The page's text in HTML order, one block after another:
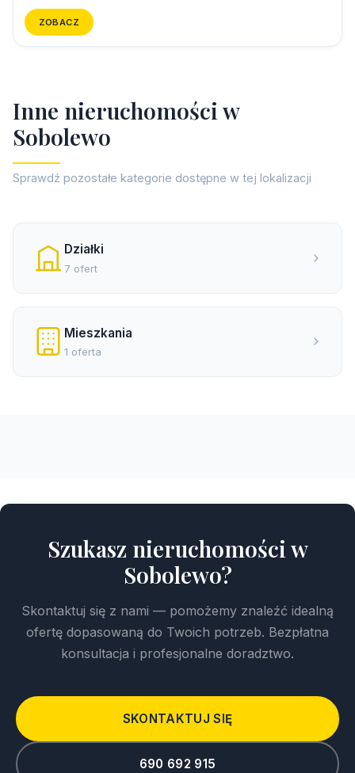
ZOBACZ
Inne nieruchomościw
Sobolewo
Sprawdź pozostałe kategorie dostępne w tej lokalizacji
Działki
7 ofert
Mieszkania
1 oferta
Szukasz nieruchomości w
Sobolewo?
Skontaktuj się z nami — pomożemy znaleźć idealną
ofertę dopasowaną do Twoich potrzeb. Bezpłatna
konsultacja i profesjonalne doradztwo.
SKONTAKTUJ SIĘ
690 692 915